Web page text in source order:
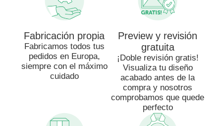
Fabricación propia
Fabricamos todos tus
pedidos en Europa,
siempre con el máximo
cuidado
Preview y revisión
gratuita
¡Doble revisión gratis!
Visualiza tu diseño
acabado antes de la
compra y nosotros
comprobamos que quede
perfecto